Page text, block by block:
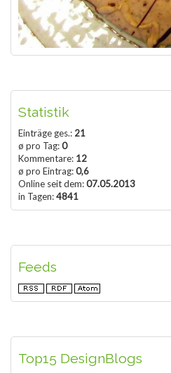
Statistik
Einträge ges.: 21
ø pro Tag:0
Kommentare: 12
ø pro Eintrag:0,6
Online seit dem:07.05.2013
in Tagen:4841
Feeds
Top15 DesignBlogs